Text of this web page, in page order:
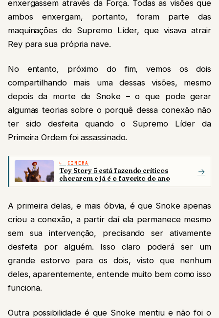
enxergassem através da Força. Todas as visões que
ambos enxergam, portanto, foram parte das
maquinações do Supremo Líder, que visava atrair
Rey para sua própria nave.
No entanto, próximo do fim, vemos os dois
compartilhando mais uma dessas visões, mesmo
depois da morte de Snoke – o que pode gerar
algumas teorias sobre o porquê dessa conexão não
ter sido desfeita quando o Supremo Líder da
Primeira Ordem foi assassinado.
CINEMA
Toy Story 5 está fazendo críticos
chorarem e já é o favorito do ano
→
A primeira delas, e mais óbvia, é que Snoke apenas
criou a conexão, a partir daí ela permanece mesmo
sem sua intervenção, precisando ser ativamente
desfeita por alguém. Isso claro poderá ser um
grande estorvo para os dois, visto que nenhum
deles, aparentemente, entende muito bem como isso
funciona.
Outra possibilidade é que Snoke mentiu e não foi o